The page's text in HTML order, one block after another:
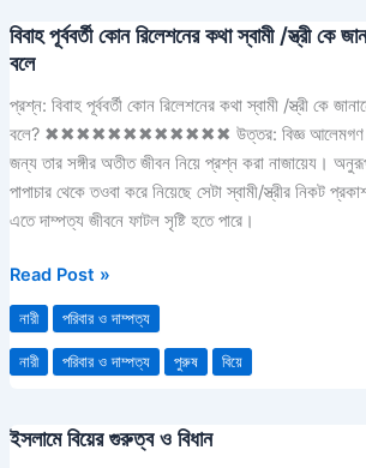
বিবাহ পূর্ববর্তী কোন রিলেশনের কথা স্বামী /স্ত্রী কে
বলে
প্রশ্ন: বিবাহ পূর্ববর্তী কোন রিলেশনের কথা স্বামী /স্ত্রী কে
বলে? ✖✖✖✖✖✖✖✖✖✖✖✖ উত্তর: বিজ্ঞ আলেমগণ
জন্য তার সঙ্গীর অতীত জীবন নিয়ে প্রশ্ন করা নাজায়েয।
পাপাচার থেকে তওবা করে নিয়েছে সেটা স্বামী/স্ত্রীর নিকট
এতে দাম্পত্য জীবনে ফাটল সৃষ্টি হতে পারে।
বিবাহ
পূর্ববর্তী
রিলেশনের
স্বামী
কে
ব্যাপারে
ইসলাম
কী
Read Post »
নারী পরিবার ও দাম্পত্য
নারী পরিবার ও দাম্পত্য পুরুষ বিয়ে
ইসলামে বিয়ের গুরুত্ব ও বিধান
ইসলামে